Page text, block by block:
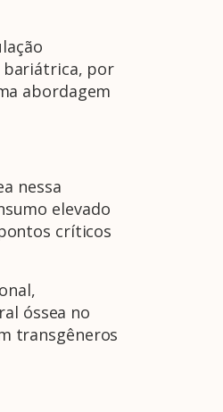
bariátrica, por
abordagem
nessa
elevado
críticos
óssea no
transgêneros